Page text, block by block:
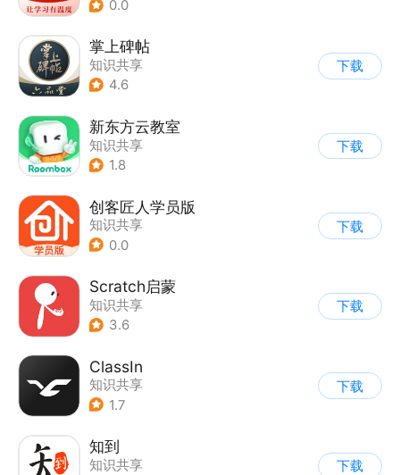
0.0
掌上碑帖
知识共享
4.6
下载
新东方云教室
知识共享
1.8
下载
创客匠人学员版
知识共享
0.0
下载
Scratch启蒙
知识共享
3.6
下载
ClassIn
知识共享
1.7
下载
知到
知识共享
下载